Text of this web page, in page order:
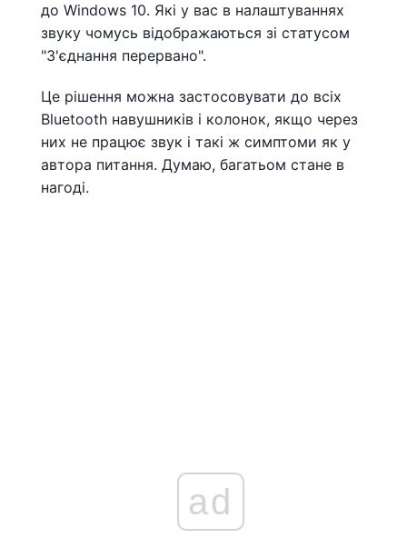
до Windows 10. Які у вас в налаштуваннях
звуку чомусь відображаються зі статусом
"З'єднання перервано".
Це рішення можна застосовувати до всіх
Bluetooth навушників і колонок, якщо через
них не працює звук і такі ж симптоми як у
автора питання. Думаю, багатьом стане в
нагоді.
ad